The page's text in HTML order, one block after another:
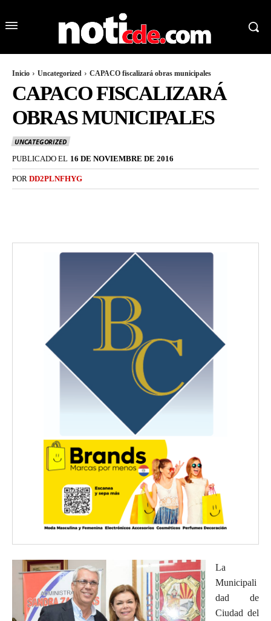
Inicio Uncategorized CAPACO fiscalizará obras municipales
CAPACO FISCALIZARÁ
OBRAS MUNICIPALES
UNCATEGORIZED
PUBLICADO EL 16 DE NOVIEMBRE DE 2016
POR DD2PLNFHYG
La
Municipali
dad de
Ciudad del